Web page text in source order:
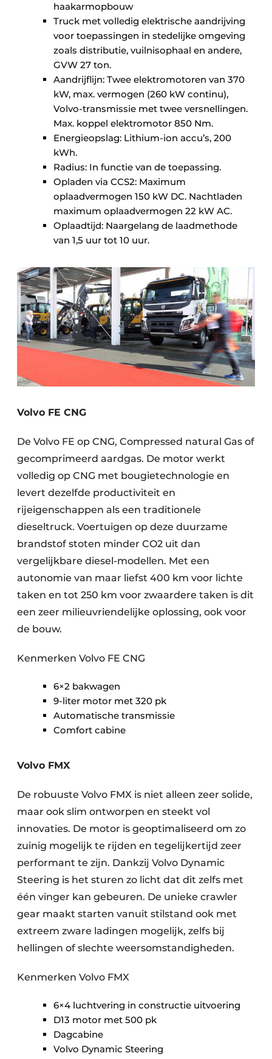
haakarmopbouw
Truck met volledig elektrische aandrijving
voor toepassingen in stedelijke omgeving
zoals distributie, vuilnisophaal en andere,
GVW 27 ton.
Aandrijflijn: Twee elektromotoren van 370
kW, max. vermogen (260 kW continu),
Volvo-transmissie met twee versnellingen.
Max. koppel elektromotor 850 Nm.
Energieopslag: Lithium-ion accu’s, 200
kWh.
Radius: In functie van de toepassing.
Opladen via CCS2: Maximum
oplaadvermogen 150 kW DC. Nachtladen
maximum oplaadvermogen 22 kW AC.
Oplaadtijd: Naargelang de laadmethode
van 1,5 uur tot 10 uur.
Volvo FE CNG
De Volvo FE op CNG, Compressed natural Gas of
gecomprimeerd aardgas. De motor werkt
volledig op CNG met bougietechnologie en
levert dezelfde productiviteit en
rijeigenschappen als een traditionele
dieseltruck. Voertuigen op deze duurzame
brandstof stoten minder CO2 uit dan
vergelijkbare diesel-modellen. Met een
autonomie van maar liefst 400 km voor lichte
taken en tot 250 km voor zwaardere taken is dit
een zeer milieuvriendelijke oplossing, ook voor
de bouw.
Kenmerken Volvo FE CNG
6×2 bakwagen
9-liter motor met 320 pk
Automatische transmissie
Comfort cabine
Volvo FMX
De robuuste Volvo FMX is niet alleen zeer solide,
maar ook slim ontworpen en steekt vol
innovaties. De motor is geoptimaliseerd om zo
zuinig mogelijk te rijden en tegelijkertijd zeer
performant te zijn. Dankzij Volvo Dynamic
Steering is het sturen zo licht dat dit zelfs met
één vinger kan gebeuren. De unieke crawler
gear maakt starten vanuit stilstand ook met
extreem zware ladingen mogelijk, zelfs bij
hellingen of slechte weersomstandigheden.
Kenmerken Volvo FMX
6×4 luchtvering in constructie uitvoering
D13 motor met 500 pk
Dagcabine
Volvo Dynamic Steering